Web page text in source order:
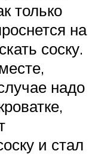
только
на
соску.
надо
и стал